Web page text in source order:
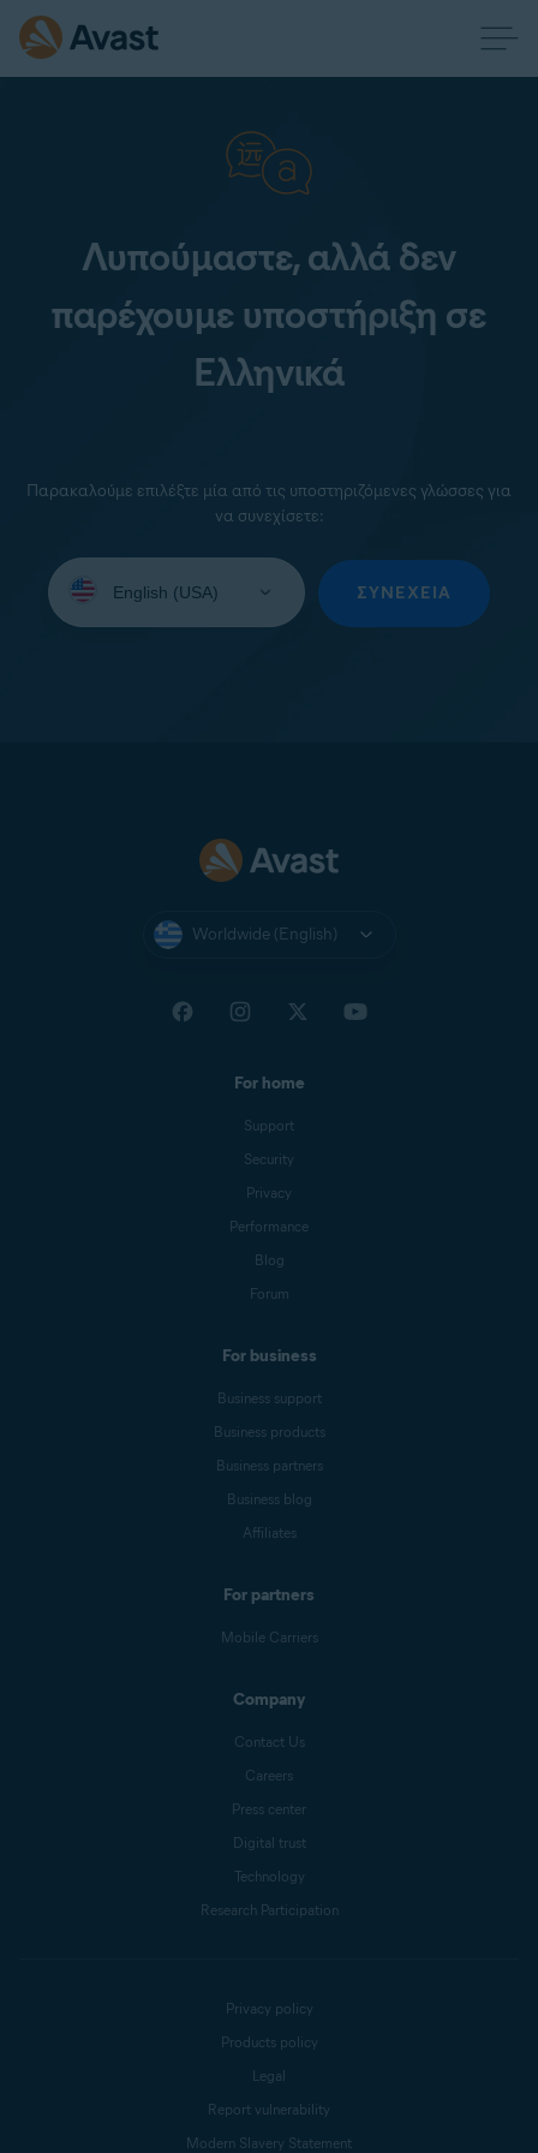
Λυπούμαστε, αλλά δεν
παρέχουμε υποστήριξη σε
Ελληνικά
Παρακαλούμε επιλέξτε μία από τις υποστηριζόμενες γλώσσες για
να συνεχίσετε:
your
ΣΥΝΈΧΕΙΑ
Worldwide (English)
For home
Support
Security
Privacy
Performance
Blog
Forum
For business
Business support
Business products
Business partners
Business blog
Affiliates
For partners
Mobile Carriers
Company
Contact Us
Careers
Press center
Digital trust
Technology
Research Participation
Privacy policy
Products policy
Legal
Report vulnerability
Modern Slavery Statement